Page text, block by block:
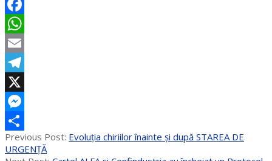
Facebook
WhatsApp
Email
Telegram
X
Messenger
Partajează
2020-
06-
Previous Post: Evoluţia chiriilor înainte şi după STAREA DE
URGENŢĂ